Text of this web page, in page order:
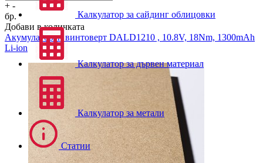
+ -
бр.
Добави в количката
Акумулаторен винтоверт DALD1210 , 10.8V, 18Nm, 1300mAh
Li-ion
Калкулатор за сайдинг облицовки
Калкулатор за дървен материал
Калкулатор за метали
Статии